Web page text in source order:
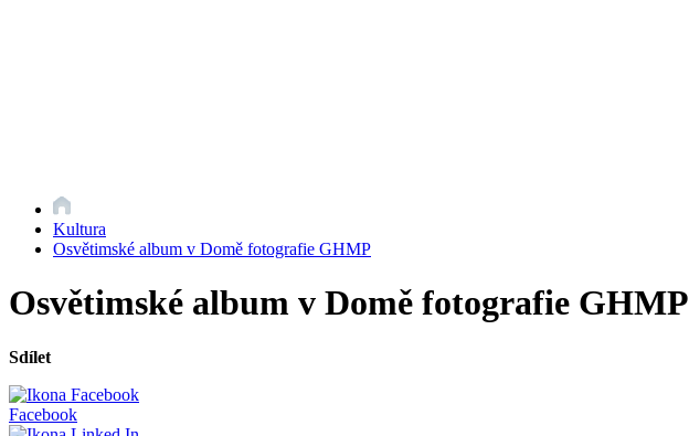
Kultura
Osvětimské album v Domě fotografie GHMP
Osvětimské album v Domě fotografie GHMP
Sdílet
Facebook